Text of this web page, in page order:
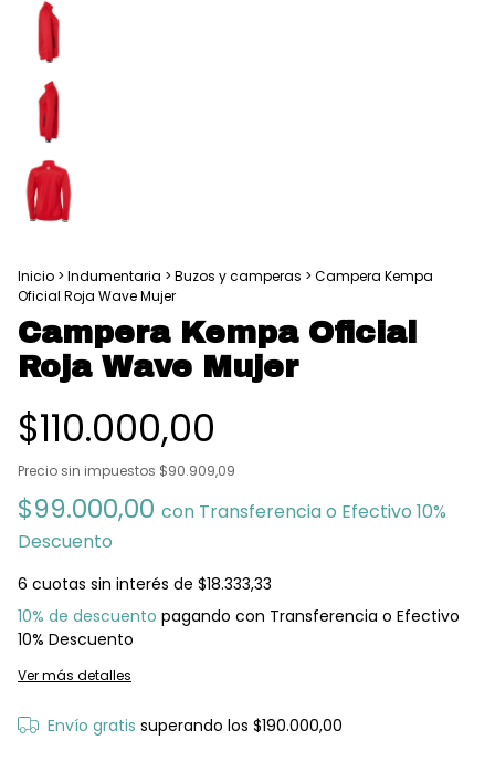
Inicio > Indumentaria > Buzos y camperas > Campera Kempa
Oficial Roja Wave Mujer
Campera Kempa Oficial
Roja Wave Mujer
$110.000,00
Precio sin impuestos $90.909,09
$99.000,00 con Transferencia o Efectivo 10%
Descuento
6 cuotas sin interés de $18.333,33
10% de descuento pagando con Transferencia o Efectivo
10% Descuento
Ver más detalles
Envío gratis superando los $190.000,00